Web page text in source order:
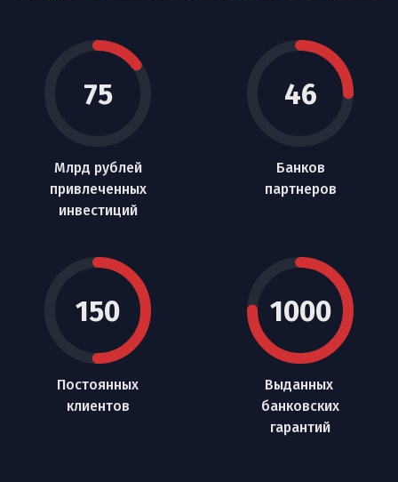
75
Млрд рублей
привлеченных
инвестиций
46
Банков
партнеров
150
Постоянных
клиентов
1000
Выданных
банковских
гарантий